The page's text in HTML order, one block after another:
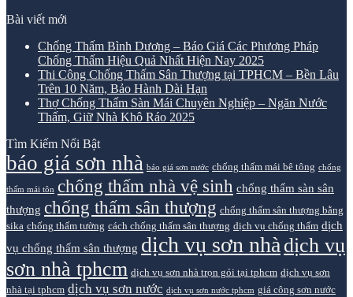
Bài viết mới
Chống Thấm Bình Dương – Báo Giá Các Phương Pháp
Chống Thấm Hiệu Quả Nhất Hiện Nay 2025
Thi Công Chống Thấm Sân Thượng tại TPHCM – Bền Lâu
Trên 10 Năm, Bảo Hành Dài Hạn
Thợ Chống Thấm Sàn Mái Chuyên Nghiệp – Ngăn Nước
Thấm, Giữ Nhà Khô Ráo 2025
Tìm Kiếm Nổi Bật
báo giá sơn nhà báo giá sơn nước chống thấm mái bê tông chống
thấm mái tôn chống thấm nhà vệ sinh chống thấm sàn sân
thượng chống thấm sân thượng chống thấm sân thượng bằng
sika chống thấm tường cách chống thấm sân thượng dịch vụ chống thấm dịch
vụ chống thấm sân thượng dịch vụ sơn nhà dịch vụ
sơn nhà tphcm dịch vụ sơn nhà trọn gói tại tphcm dịch vụ sơn
nhà tại tphcm dịch vụ sơn nước dịch vụ sơn nước tphcm giá công sơn nước